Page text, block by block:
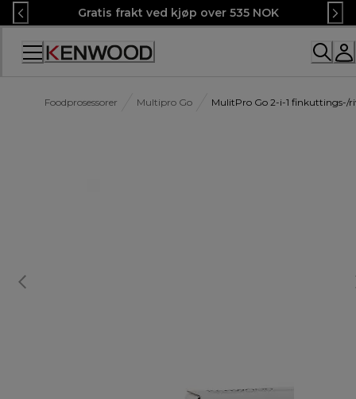
Skip
to
Content
Gratis frakt ved kjøp over 535 NOK
Foodprosessorer Multipro Go MulitPro Go 2-i-1 finkuttings-/